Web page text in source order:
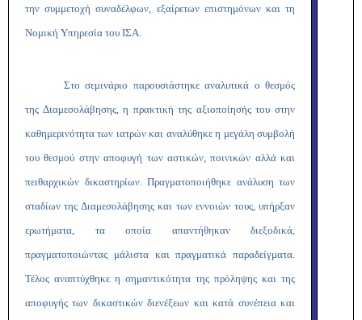
την συμμετοχή συναδέλφων, εξαίρετων επιστημόνων και τη
Νομική Υπηρεσία του ΙΣΑ.
Στο σεμινάριο παρουσιάστηκε αναλυτικά ο θεσμός
της Διαμεσολάβησης, η πρακτική της αξιοποίησής του στην
καθημερινότητα των ιατρών και αναλύθηκε η μεγάλη συμβολή
του θεσμού στην αποφυγή των αστικών, ποινικών αλλά και
πειθαρχικών δικαστηρίων. Πραγματοποιήθηκε ανάλυση των
σταδίων της Διαμεσολάβησης και των εννοιών τους, υπήρξαν
ερωτήματα, τα οποία απαντήθηκαν διεξοδικά,
πραγματοποιώντας μάλιστα και πραγματικά παραδείγματα.
Τέλος αναπτύχθηκε η σημαντικότητα της πρόληψης και της
αποφυγής των δικαστικών διενέξεων και κατά συνέπεια και